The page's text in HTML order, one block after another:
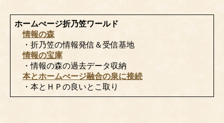
ホームぺージ折乃笠ワールド
情報の森
・折乃笠の情報発信＆受信基地
情報の宝庫
・情報の森の過去データ収納
本とホームぺージ融合の泉に接続
・本とＨＰの良いとこ取り